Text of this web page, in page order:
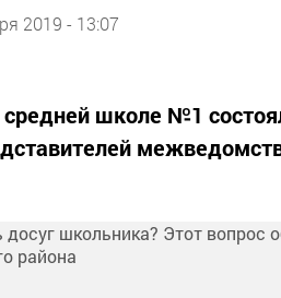
2019 - 13:07
школе №1